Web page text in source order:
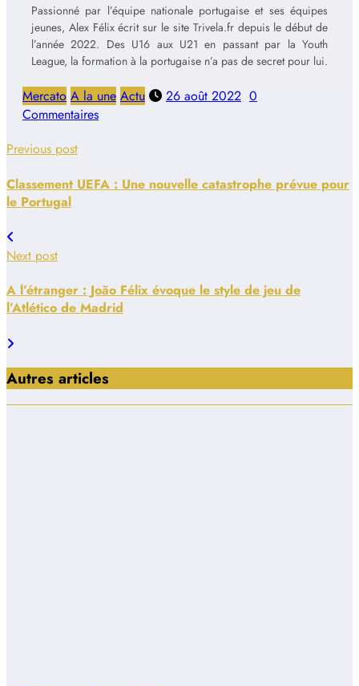
Passionné par l’équipe nationale portugaise et ses équipes
jeunes, Alex Félix écrit sur le site Trivela.fr depuis le début de
l’année 2022. Des U16 aux U21 en passant par la Youth
League, la formation à la portugaise n’a pas de secret pour lui.
Mercato A la une Actu 26 août 2022 0
Commentaires
Previous post
Classement UEFA : Une nouvelle catastrophe prévue pour
le Portugal
Next post
A l’étranger : João Félix évoque le style de jeu de
l’Atlético de Madrid
Autres articles